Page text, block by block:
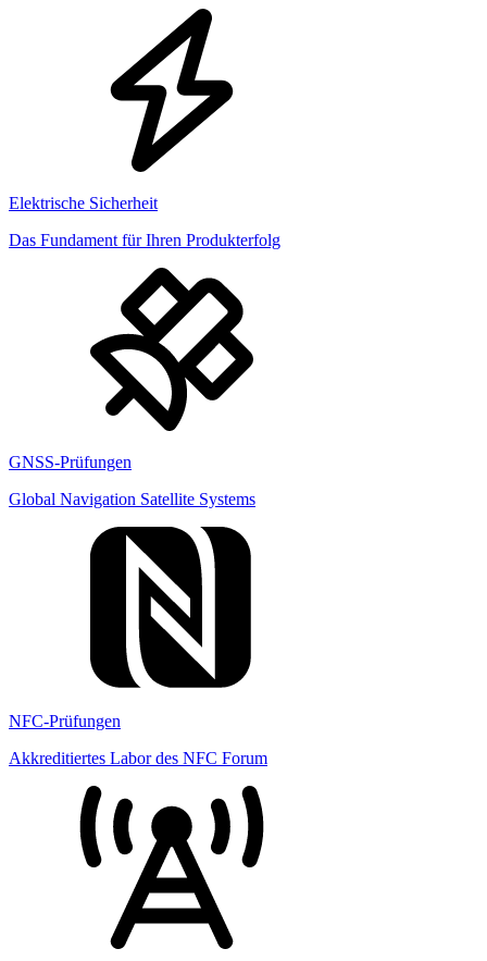
Elektrische Sicherheit
Das Fundament für Ihren Produkterfolg
GNSS-Prüfungen
Global Navigation Satellite Systems
NFC-Prüfungen
Akkreditiertes Labor des NFC Forum